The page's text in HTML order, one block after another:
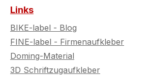
Links
BIKE-label - Blog
FINE-label - Firmenaufkleber
Doming-Material
3D Schriftzugaufkleber